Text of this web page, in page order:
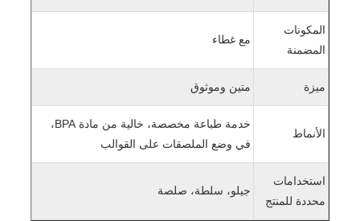
المكونات
المضمنة
مع غطاء
ميزة متين وموثوق
الأنماط
خدمة طباعة مخصصة، خالية من مادة BPA،
في وضع الملصقات على القوالب
استخدامات
محددة للمنتج
جيلو، سلطة، صلصة